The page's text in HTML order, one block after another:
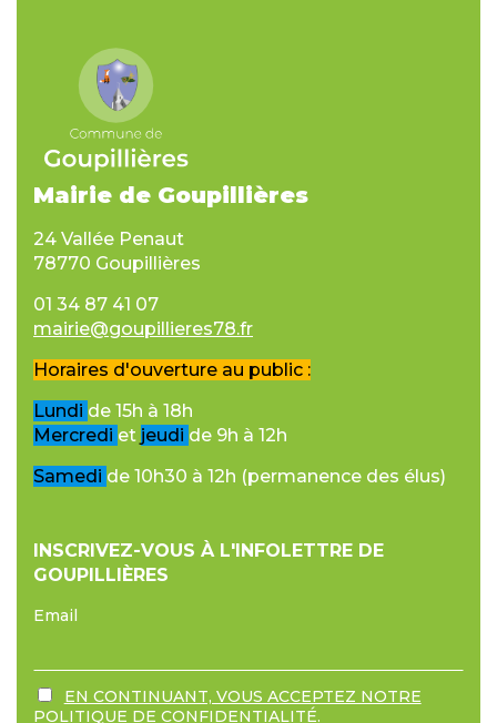
Mairie de Goupillières
24 Vallée Penaut
78770 Goupillières
01 34 87 41 07
mairie@goupillieres78.fr
Horaires d'ouverture au public :
Lundi de 15h à 18h
Mercredi et jeudi de 9h à 12h
Samedi de 10h30 à 12h (permanence des élus)
INSCRIVEZ-VOUS À L'INFOLETTRE DE
GOUPILLIÈRES
Email
EN CONTINUANT, VOUS ACCEPTEZ NOTRE
POLITIQUE DE CONFIDENTIALITÉ.